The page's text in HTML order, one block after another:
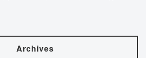
Archives